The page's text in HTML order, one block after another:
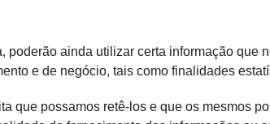
poderão ainda utilizar certa informação que
e de negócio, tais como finalidades
que possamos retê-los e que os mesmos